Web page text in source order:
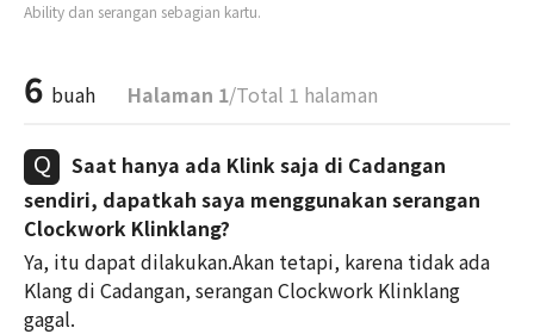
Ability dan serangan sebagian kartu.
6 buah Halaman 1/Total 1 halaman
Saat hanya ada Klink saja di Cadangan
sendiri, dapatkah saya menggunakan serangan
Clockwork Klinklang?
Ya, itu dapat dilakukan.Akan tetapi, karena tidak ada
Klang di Cadangan, serangan Clockwork Klinklang
gagal.